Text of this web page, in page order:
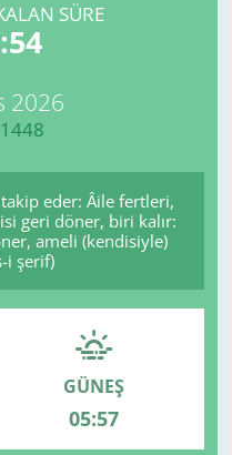
SÜRE
2026
eder: Âile fertleri,
geri döner, biri kalır:
ameli (kendisiyle)
i şerif)
GÜNEŞ
05:57